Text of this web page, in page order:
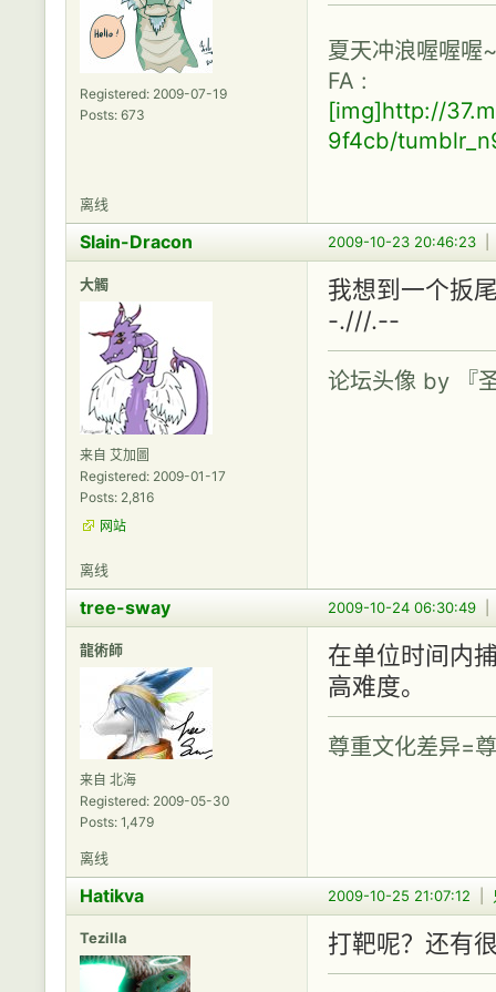
Registered: 2009-07-19
Posts: 673
夏天冲浪喔喔
FA :
[img]http://
9f4cb/
离线
2009-10-23 20:46:23
Slain-Dracon
大觸
来自 艾加圖
Registered: 2009-01-17
Posts: 2,816
网站
我想到一个扳
-.///.--
论坛头像 by 『
离线
2009-10-24 06:30:49
tree-sway
龍術師
来自 北海
Registered: 2009-05-30
Posts: 1,479
在单位时间内
高难度。
尊重文化差异=
离线
2009-10-25 21:07:12
Hatikva
Tezilla 打靶呢？还有